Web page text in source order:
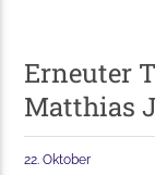
Erneuter
Matthias
22. Oktober